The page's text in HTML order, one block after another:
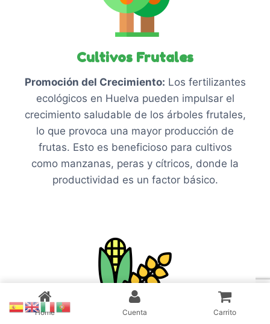
Cultivos Frutales
Promoción del Crecimiento: Los fertilizantes
ecológicos en Huelva pueden impulsar el
crecimiento saludable de los árboles frutales,
lo que provoca una mayor producción de
frutas. Esto es beneficioso para cultivos
como manzanas, peras y cítricos, donde la
productividad es un factor básico.
Home Cuenta Carrito